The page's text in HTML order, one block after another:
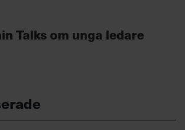
Talks om unga ledare